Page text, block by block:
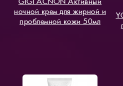
ночной крем для жирной и
проблемной кожи 50мл